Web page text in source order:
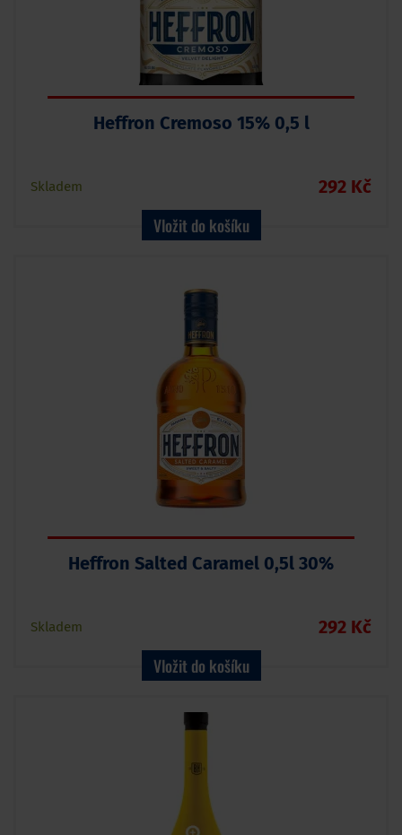
Heffron Cremoso 15% 0,5 l
Skladem 292 Kč
Vložit do košíku
Heffron Salted Caramel 0,5l 30%
Skladem 292 Kč
Vložit do košíku